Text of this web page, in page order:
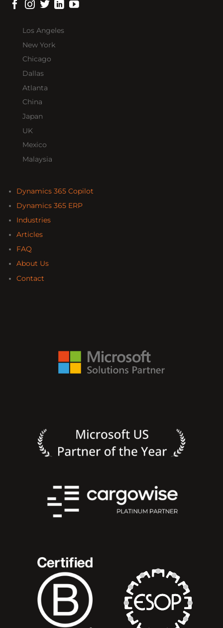
Los Angeles
New York
Chicago
Dallas
Atlanta
China
Japan
UK
Mexico
Malaysia
Dynamics 365 Copilot
Dynamics 365 ERP
Industries
Articles
FAQ
About Us
Contact